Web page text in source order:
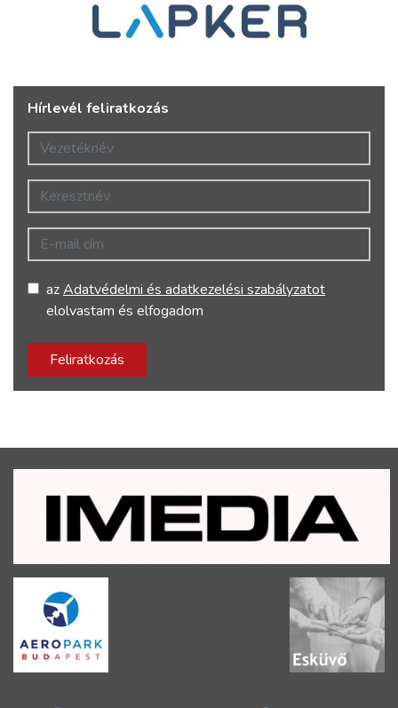
Hírlevél feliratkozás
Vezetéknév
Keresztnév
E-mail cím
azAdatvédelmi és adatkezelési szabályzatot
elolvastam és elfogadom
Feliratkozás